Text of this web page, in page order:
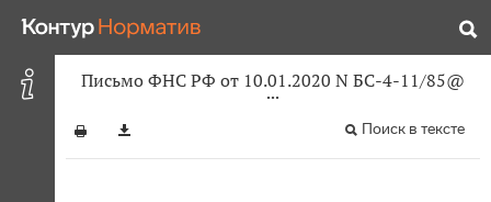
Письмо ФНС РФ от 10.01.2020 N БС-4-11/85@
Поиск в тексте